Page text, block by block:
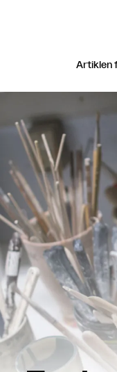
Artiklen